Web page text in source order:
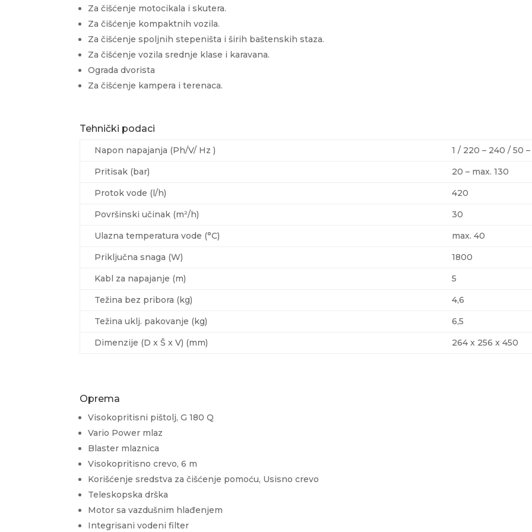
Za čišćenje motocikala i skutera.
Za čišćenje kompaktnih vozila.
Za čišćenje spoljnih stepeništa i širih baštenskih staza.
Za čišćenje vozila srednje klase i karavana.
Ograda dvorista
Za čišćenje kampera i terenaca.
Tehnički podaci
Napon napajanja (Ph/V/ Hz )
1 / 220 – 240 / 50
Pritisak (bar)
20 – max. 130
Protok vode (l/h)
420
Površinski učinak (m²/h)
30
Ulazna temperatura vode (°C)
max. 40
Priključna snaga (W)
1800
Kabl za napajanje (m)
5
Težina bez pribora (kg)
4,6
Težina uklj. pakovanje (kg)
6,5
Dimenzije (D x Š x V) (mm)
264 x 256 x 450
Oprema
Visokopritisni pištolj, G 180 Q
Vario Power mlaz
Blaster mlaznica
Visokopritisno crevo, 6 m
Korišćenje sredstva za čišćenje pomoću, Usisno crevo
Teleskopska drška
Motor sa vazdušnim hlađenjem
Integrisani vodeni filter